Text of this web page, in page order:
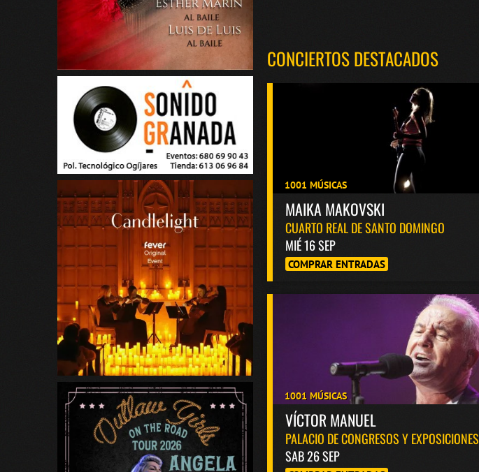
CONCIERTOS DESTACADOS
1001 MÚSICAS
MAIKA MAKOVSKI
CUARTO REAL DE SANTO DOMINGO
MIÉ 16 SEP
COMPRAR ENTRADAS
1001 MÚSICAS
VÍCTOR MANUEL
PALACIO DE CONGRESOS Y EXPOSICIONES
SAB 26 SEP